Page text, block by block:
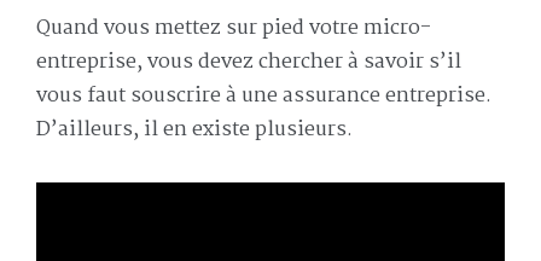
Quand vous mettez sur pied votre micro-
entreprise, vous devez chercher à savoir s’il
vous faut souscrire à une assurance entreprise.
D’ailleurs, il en existe plusieurs.